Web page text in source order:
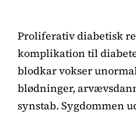
Proliferativ diabetisk
komplikation til
blodkar vokser
blødninger,
synstab. Sygdommen